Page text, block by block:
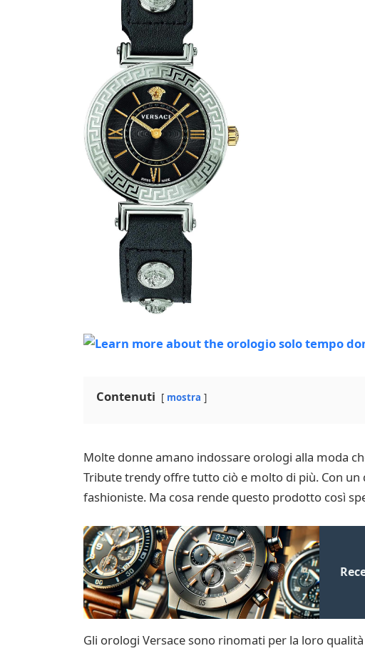
Contenuti mostra
Molte donne amano indossare orologi alla moda
Tribute trendy offre tutto ciò e molto di più. Con
fashioniste. Ma cosa rende questo prodotto così
Gli orologi Versace sono rinomati per la loro